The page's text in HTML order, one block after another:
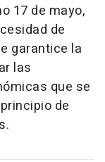
17 de mayo,
de
garantice la
las
que se
de